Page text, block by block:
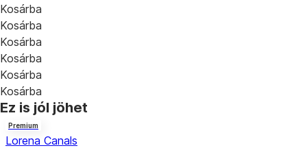
Kosárba
Kosárba
Kosárba
Kosárba
Kosárba
Kosárba
Ez is jól jöhet
Premium
Lorena Canals